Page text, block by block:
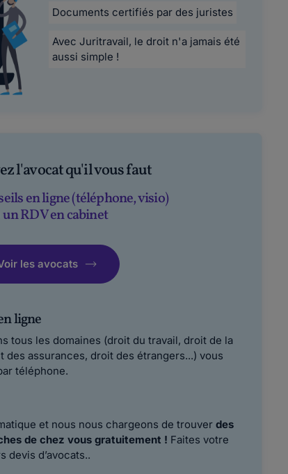
Documents certifiés par des juristes
Avec Juritravail, le droit n'a jamais été
aussi simple !
l'avocat qu'il vous faut
en ligne (téléphone, visio)
RDV en cabinet
les avocats
ligne
tous les domaines (droit du travail, droit de la
assurances, droit des étrangers...) vous
téléphone.
et nous nous chargeons de trouver des
de chez vous gratuitement ! Faites votre
devis d’avocats..